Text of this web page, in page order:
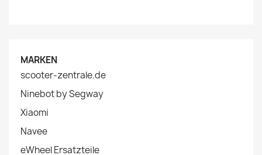
MARKEN
scooter-zentrale.de
Ninebot by Segway
Xiaomi
Navee
eWheel Ersatzteile